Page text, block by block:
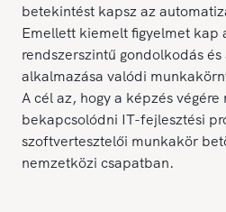
betekintést kapsz az
Emellett kiemelt figyelmet kap
rendszerszintű gondolkodás
alkalmazása valódi
A cél az, hogy a képzés
bekapcsolódni IT-fejlesztési
szoftvertesztelői munkakör
nemzetközi csapatban.